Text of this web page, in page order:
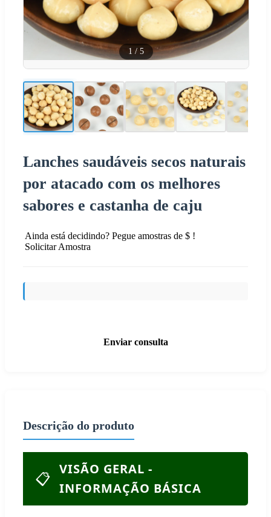
1 / 5
Lanches saudáveis secos naturais
por atacado com os melhores
sabores e castanha de caju
Ainda está decidindo? Pegue amostras de $ !
Solicitar Amostra
Enviar consulta
Descrição do produto
📋 VISÃO GERAL -
INFORMAÇÃO BÁSICA